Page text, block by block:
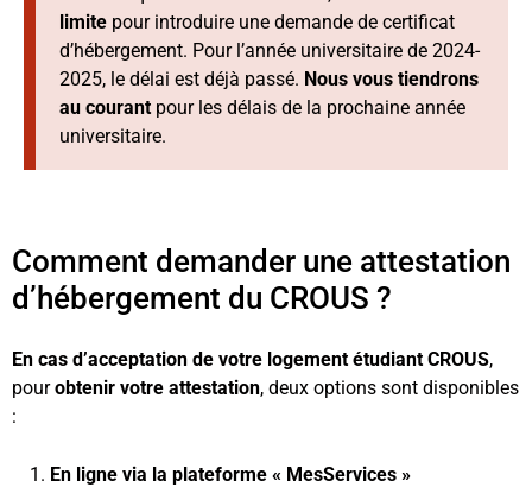
limite pour introduire une demande de certificat
d’hébergement. Pour l’année universitaire de 2024-
2025, le délai est déjà passé. Nous vous tiendrons
au courant pour les délais de la prochaine année
universitaire.
Comment demander une attestation
d’hébergement du CROUS ?
En cas d’acceptation de votre logement étudiant CROUS,
pourobtenir votre attestation, deux options sont disponibles
:
En ligne via la plateforme « MesServices »